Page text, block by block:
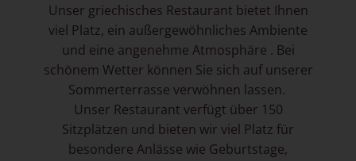
Unser griechisches Restaurant bietet Ihnen
viel Platz, ein außergewöhnliches Ambiente
und eine angenehme Atmosphäre . Bei
schönem Wetter können Sie sich auf unserer
Sommerterrasse verwöhnen lassen.
Unser Restaurant verfügt über 150
Sitzplätzen und bieten wir viel Platz für
besondere Anlässe wie Geburtstage,